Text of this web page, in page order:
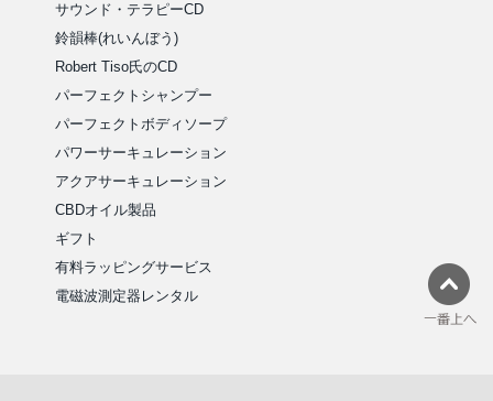
サウンド・テラピーCD
鈴韻棒(れいんぼう)
Robert Tiso氏のCD
パーフェクトシャンプー
パーフェクトボディソープ
パワーサーキュレーション
アクアサーキュレーション
CBDオイル製品
ギフト
有料ラッピングサービス
電磁波測定器レンタル